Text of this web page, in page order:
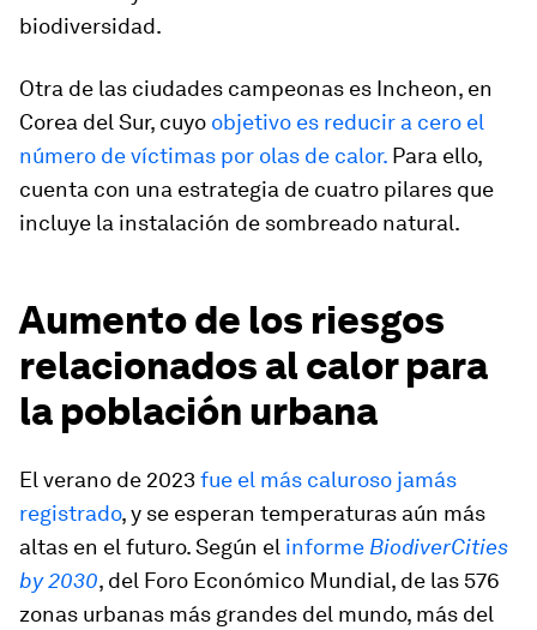
biodiversidad.
Otra de las ciudades campeonas es Incheon, en
Corea del Sur, cuyo objetivo es reducir a cero el
número de víctimas por olas de calor. Para ello,
cuenta con una estrategia de cuatro pilares que
incluye la instalación de sombreado natural.
Aumento de los riesgos
relacionados al calor para
la población urbana
El verano de 2023fue el más caluroso jamás
registrado, y se esperan temperaturas aún más
altas en el futuro. Según el informe BiodiverCities
by 2030, del Foro Económico Mundial, de las 576
zonas urbanas más grandes del mundo, más del